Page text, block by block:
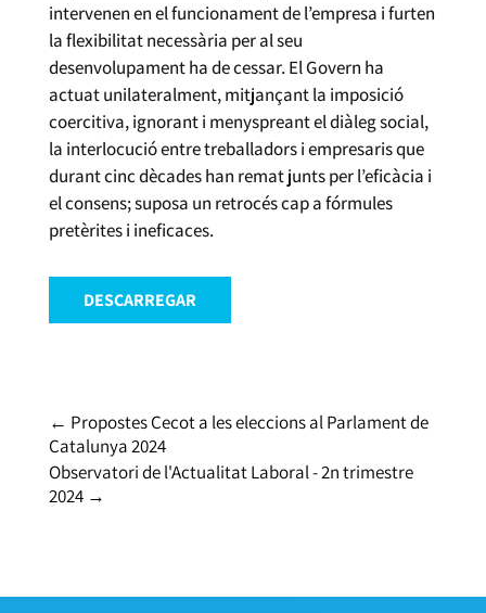
intervenen en el funcionament de l’empresa i furten
la flexibilitat necessària per al seu
desenvolupament ha de cessar. El Govern ha
actuat unilateralment, mitjançant la imposició
coercitiva, ignorant i menyspreant el diàleg social,
la interlocució entre treballadors i empresaris que
durant cinc dècades han remat junts per l’eficàcia i
el consens; suposa un retrocés cap a fórmules
pretèrites i ineficaces.
DESCARREGAR
← Propostes Cecot a les eleccions al Parlament de
Catalunya 2024
Observatori de l'Actualitat Laboral - 2n trimestre
2024→